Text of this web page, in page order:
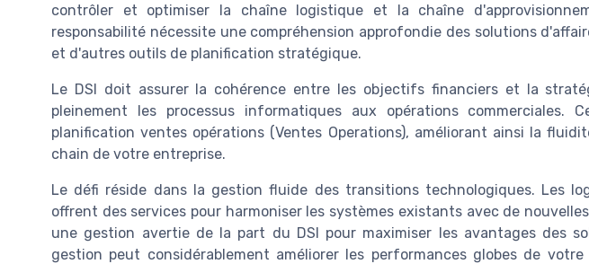
contrôler et optimiser la chaîne logistique et la chaîne
responsabilité nécessite une compréhension approfondie des solutions
et d'autres outils de planification stratégique.
Le DSI doit assurer la cohérence entre les objectifs financiers et la
pleinement les processus informatiques aux opérations commerciales.
planification ventes opérations (Ventes Operations), améliorant ainsi la
chain de votre entreprise.
Le défi réside dans la gestion fluide des transitions technologiques. Les
offrent des services pour harmoniser les systèmes existants avec de
une gestion avertie de la part du DSI pour maximiser les avantages des
gestion peut considérablement améliorer les performances globes de